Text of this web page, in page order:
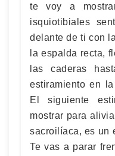
te voy a
isquiotibiales
delante de ti con
la espalda recta,
las caderas
estiramiento en
El siguiente
mostrar para
sacroilíaca, es un
Te vas a parar